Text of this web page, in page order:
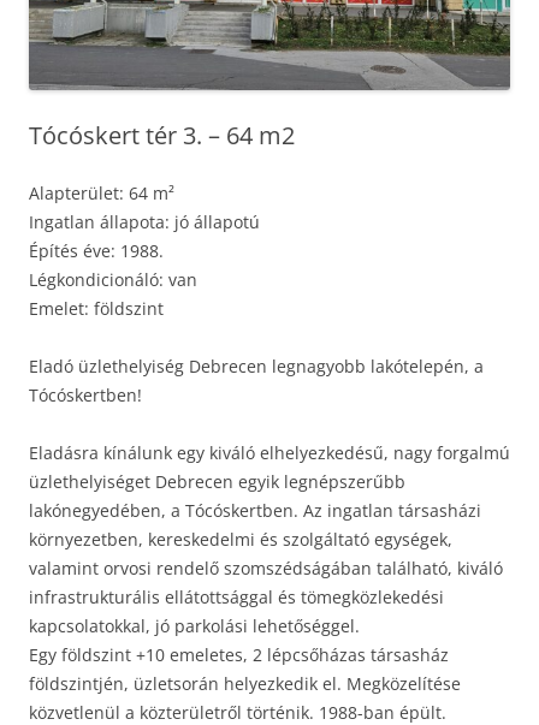
Tócóskert tér 3. – 64 m2
Alapterület: 64 m²
Ingatlan állapota: jó állapotú
Építés éve: 1988.
Légkondicionáló: van
Emelet: földszint
Eladó üzlethelyiség Debrecen legnagyobb lakótelepén, a
Tócóskertben!
Eladásra kínálunk egy kiváló elhelyezkedésű, nagy forgalmú
üzlethelyiséget Debrecen egyik legnépszerűbb
lakónegyedében, a Tócóskertben. Az ingatlan társasházi
környezetben, kereskedelmi és szolgáltató egységek,
valamint orvosi rendelő szomszédságában található, kiváló
infrastrukturális ellátottsággal és tömegközlekedési
kapcsolatokkal, jó parkolási lehetőséggel.
Egy földszint +10 emeletes, 2 lépcsőházas társasház
földszintjén, üzletsorán helyezkedik el. Megközelítése
közvetlenül a közterületről történik. 1988-ban épült.